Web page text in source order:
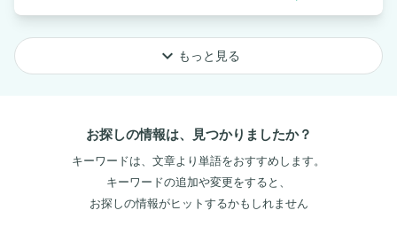
keyboard_arrow_down もっと見る
お探しの情報は、見つかりましたか？
キーワードは、文章より単語をおすすめします。
キーワードの追加や変更をすると、
お探しの情報がヒットするかもしれません